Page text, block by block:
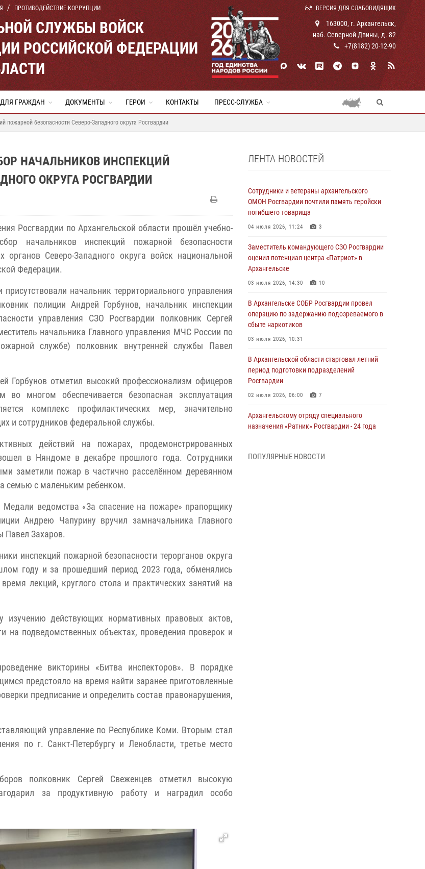
ПРОТИВОДЕЙСТВИЕ КОРРУПЦИИ ВЕРСИЯ ДЛЯ СЛАБОВИДЯЩИХ
СЛУЖБЫ ВОЙСК
РОССИЙСКОЙ ФЕДЕРАЦИИ
163000, г. Архангельск,
наб. Северной Двины, д. 82
+7(8182) 20-12-90
ДЛЯ ГРАЖДАН ДОКУМЕНТЫ ГЕРОИ КОНТАКТЫ ПРЕСС-СЛУЖБА
пожарной безопасности Северо-Западного округа Росгвардии
НАЧАЛЬНИКОВ ИНСПЕКЦИЙ
ОКРУГА РОСГВАРДИИ
Росгвардии по Архангельской области прошёл учебно-
начальников инспекций пожарной безопасности
органов Северо-Западного округа войск национальной
Федерации.
начальник территориального управления
полиции Андрей Горбунов, начальник инспекции
управления СЗО Росгвардии полковник Сергей
начальника Главного управления МЧС России по
службе) полковник внутренней службы Павел
Горбунов отметил высокий профессионализм офицеров
во многом обеспечивается безопасная эксплуатация
комплекс профилактических мер, значительно
и сотрудников федеральной службы.
действий на пожарах, продемонстрированных
в Няндоме в декабре прошлого года. Сотрудники
заметили пожар в частично расселённом деревянном
семью с маленьким ребенком.
ведомства «За спасение на пожаре» прапорщику
Андрею Чапурину вручил замначальника Главного
Павел Захаров.
инспекций пожарной безопасности терорганов округа
году и за прошедший период 2023 года, обменялись
лекций, круглого стола и практических занятий на
изучению действующих нормативных правовых актов,
на подведомственных объектах, проведения проверок и
викторины «Битва инспекторов». В порядке
предстояло на время найти заранее приготовленные
предписание и определить состав правонарушения,
управление по Республике Коми. Вторым стал
по г. Санкт-Петербургу и Ленобласти, третье место
полковник Сергей Свеженцев отметил высокую
за продуктивную работу и наградил особо
ЛЕНТА НОВОСТЕЙ
Сотрудники и ветераны архангельского
ОМОН Росгвардии почтили память геройски
погибшего товарища
04 июля 2026, 11:24 3
Заместитель командующего СЗО Росгвардии
оценил потенциал центра «Патриот» в
Архангельске
03 июля 2026, 14:30 10
В Архангельске СОБР Росгвардии провел
операцию по задержанию подозреваемого в
сбыте наркотиков
03 июля 2026, 10:31
В Архангельской области стартовал летний
период подготовки подразделений
Росгвардии
02 июля 2026, 06:00 7
Архангельскому отряду специального
назначения «Ратник» Росгвардии - 24 года
В Управлении Росгвардии по Архангельской
ПОПУЛЯРНЫЕ НОВОСТИ